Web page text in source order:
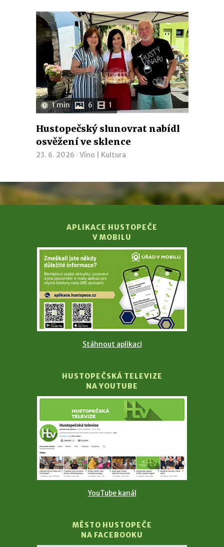
1 min 6 1
Hustopečský slunovrat nabídl
osvěžení ve sklence
23. 6. 2026 · Víno Kultura
APLIKACE HUSTOPEČE
V MOBILU
Stáhnout aplikaci
HUSTOPEČSKÁ TELEVIZE
NA YOUTUBE
YouTube kanál
MĚSTO HUSTOPEČE
NA FACEBOOKU